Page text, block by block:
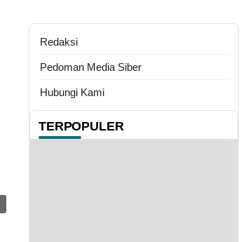
Redaksi
Pedoman Media Siber
Hubungi Kami
TERPOPULER